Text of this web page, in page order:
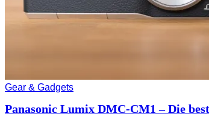
Gear & Gadgets
Panasonic Lumix DMC-CM1 – Die